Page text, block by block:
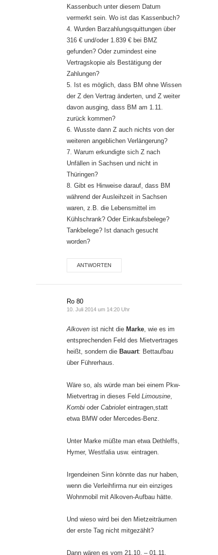
Kassenbuch unter diesem Datum
vermerkt sein. Wo ist das Kassenbuch?
4. Wurden Barzahlungsquittungen über
316 € und/oder 1.839 € bei BMZ
gefunden? Oder zumindest eine
Vertragskopie als Bestätigung der
Zahlungen?
5. Ist es möglich, dass BM ohne Wissen
der Z den Vertrag änderten, und Z weiter
davon ausging, dass BM am 1.11.
zurück kommen?
6. Wusste dann Z auch nichts von der
weiteren angeblichen Verlängerung?
7. Warum erkundigte sich Z nach
Unfällen in Sachsen und nicht in
Thüringen?
8. Gibt es Hinweise darauf, dass BM
während der Ausleihzeit in Sachsen
waren, z.B. die Lebensmittel im
Kühlschrank? Oder Einkaufsbelege?
Tankbelege? Ist danach gesucht
worden?
ANTWORTEN
Ro 80
10. Juli 2014 um 14:20 Uhr
Alkoven ist nicht die Marke, wie es im
entsprechenden Feld des Mietvertrages
heißt, sondern die Bauart: Bettaufbau
über Führerhaus.
Wäre so, als würde man bei einem Pkw-
Mietvertrag in dieses Feld Limousine,
Kombi oder Cabriolet eintragen,statt
etwa BMW oder Mercedes-Benz.
Unter Marke müßte man etwa Dethleffs,
Hymer, Westfalia usw. eintragen.
Irgendeinen Sinn könnte das nur haben,
wenn die Verleihfirma nur ein einziges
Wohnmobil mit Alkoven-Aufbau hätte.
Und wieso wird bei den Mietzeiträumen
der erste Tag nicht mitgezählt?
Dann wären es vom 21.10. – 01.11.